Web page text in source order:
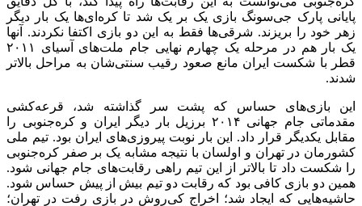
پایانی پارک جی‌سونگ بازی یک بر یک شد تا کره‌ای‌ها یک بار دیگر
زهر خود را بریزند. شرقی‌ها فقط به این دو بازی اکتفا نکردند. آنها
یک بار هم در مرحله یک چهارم نهایی جام ملت‌های آسیای ۲۰۱۱
قطر با شکست ایران مانع صعود رقیب سنتی‌شان به مراحل بالاتر
شدند.
این بازی‌های حساس که پشت سر گذاشته شد، قرعه‌کشی
مقدماتی جام جهانی ۲۰۱۴ برزیل بار دیگر ایران و کره‌جنوبی را
مقابل یکدیگر قرار داد. این بار نوبت پیروزی‌های ایران بود. تیم ملی
کشورمان در تهران و اولسان با نتیجه مشابه یک بر صفر کره‌جنوبی
را شکست داد تا بالاتر از این تیم راهی رقابت‌های جام جهانی شود.
همین دو بازی کافی بود که رقابت دو تیم بیش از پیش حساس شود.
حاشیه‌هایی که ایجاد شد؛ اخراج کی‌روش در بازی رفت در تهران؛